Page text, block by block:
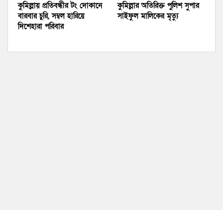
কুমিল্লায় প্রতিবন্ধীর টং দোকানে
বারবার চুরি, সম্বল হারিয়ে
দিশেহারা পরিবার
কুমিল্লার অতিরিক্ত পুলিশ সুপার
সাইফুল মালিকের মৃত্যু